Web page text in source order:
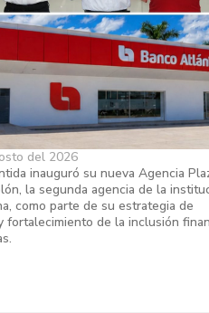
fortalece su presencia
con la inauguración de
Plaza Sabá
del 2026
inauguró su nueva Agencia
la segunda agencia de la
como parte de su estrategia de
fortalecimiento de la inclusión